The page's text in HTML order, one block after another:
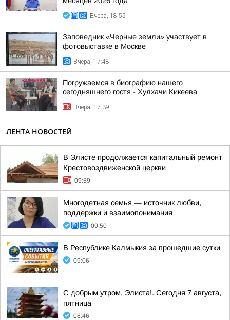
Вчера, 18:55
Заповедник «Черные земли» участвует в
фотовыставке в Москве
Вчера, 17:48
Погружаемся в биографию нашего
сегодняшнего гостя - Хулхачи Кикеева
Вчера, 17:39
ЛЕНТА НОВОСТЕЙ
В Элисте продолжается капитальный ремонт
Крестовоздвиженской церкви
09:59
Многодетная семья — источник любви,
поддержки и взаимопонимания
09:50
В Республике Калмыкия за прошедшие сутки
09:06
С добрым утром, Элиста!. Сегодня 7 августа,
пятница
08:46